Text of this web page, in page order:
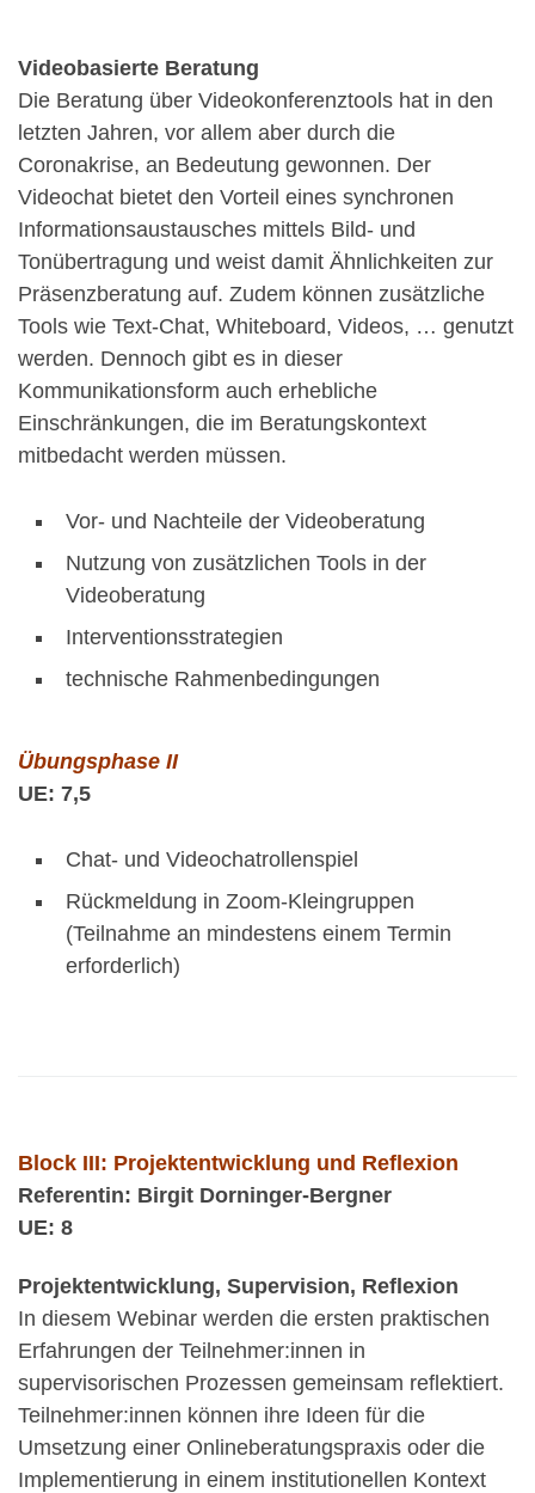
Videobasierte Beratung
Die Beratung über Videokonferenztools hat in den
letzten Jahren, vor allem aber durch die
Coronakrise, an Bedeutung gewonnen. Der
Videochat bietet den Vorteil eines synchronen
Informationsaustausches mittels Bild- und
Tonübertragung und weist damit Ähnlichkeiten zur
Präsenzberatung auf. Zudem können zusätzliche
Tools wie Text-Chat, Whiteboard, Videos, … genutzt
werden. Dennoch gibt es in dieser
Kommunikationsform auch erhebliche
Einschränkungen, die im Beratungskontext
mitbedacht werden müssen.
Vor- und Nachteile der Videoberatung
Nutzung von zusätzlichen Tools in der
Videoberatung
Interventionsstrategien
technische Rahmenbedingungen
Übungsphase II
UE: 7,5
Chat- und Videochatrollenspiel
Rückmeldung in Zoom-Kleingruppen
(Teilnahme an mindestens einem Termin
erforderlich)
Block III: Projektentwicklung und Reflexion
Referentin: Birgit Dorninger-Bergner
UE: 8
Projektentwicklung, Supervision, Reflexion
In diesem Webinar werden die ersten praktischen
Erfahrungen der Teilnehmer:innen in
supervisorischen Prozessen gemeinsam reflektiert.
Teilnehmer:innen können ihre Ideen für die
Umsetzung einer Onlineberatungspraxis oder die
Implementierung in einem institutionellen Kontext